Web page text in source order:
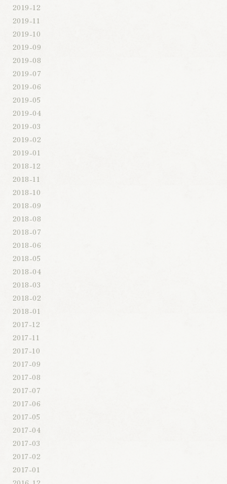
2019-12
2019-11
2019-10
2019-09
2019-08
2019-07
2019-06
2019-05
2019-04
2019-03
2019-02
2019-01
2018-12
2018-11
2018-10
2018-09
2018-08
2018-07
2018-06
2018-05
2018-04
2018-03
2018-02
2018-01
2017-12
2017-11
2017-10
2017-09
2017-08
2017-07
2017-06
2017-05
2017-04
2017-03
2017-02
2017-01